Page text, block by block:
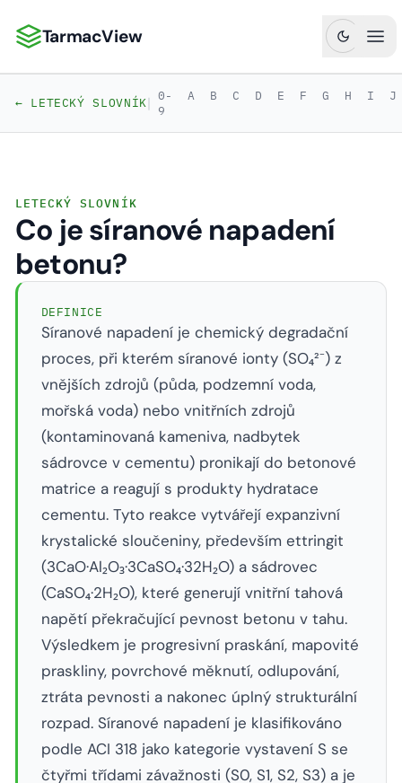
TarmacView: Precizní letecká analytika
TarmacView
← LETECKÝ SLOVNÍK| 0-
9
A B C D E F G H I J
LETECKÝ SLOVNÍK
Co je síranové napadení
betonu?
DEFINICE
Síranové napadení je chemický degradační
proces, při kterém síranové ionty (SO₄²⁻) z
vnějších zdrojů (půda, podzemní voda,
mořská voda) nebo vnitřních zdrojů
(kontaminovaná kameniva, nadbytek
sádrovce v cementu) pronikají do betonové
matrice a reagují s produkty hydratace
cementu. Tyto reakce vytvářejí expanzivní
krystalické sloučeniny, především ettringit
(3CaO·Al₂O₃·3CaSO₄·32H₂O) a sádrovec
(CaSO₄·2H₂O), které generují vnitřní tahová
napětí překračující pevnost betonu v tahu.
Výsledkem je progresivní praskání, mapovité
praskliny, povrchové měknutí, odlupování,
ztráta pevnosti a nakonec úplný strukturální
rozpad. Síranové napadení je klasifikováno
podle ACI 318 jako kategorie vystavení S se
čtyřmi třídami závažnosti (S0, S1, S2, S3) a je